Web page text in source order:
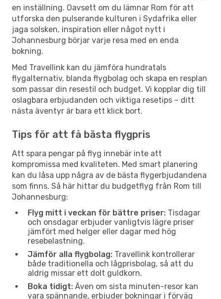
en inställning. Oavsett om du lämnar Rom för att
utforska den pulserande kulturen i Sydafrika eller
jaga solsken, inspiration eller något nytt i
Johannesburg börjar varje resa med en enda
bokning.
Med Travellink kan du jämföra hundratals
flygalternativ, blanda flygbolag och skapa en resplan
som passar din resestil och budget. Vi kopplar dig till
oslagbara erbjudanden och viktiga resetips – ditt
nästa äventyr är bara ett klick bort.
Tips för att få bästa flygpris
Att spara pengar på flyg innebär inte att
kompromissa med kvaliteten. Med smart planering
kan du låsa upp några av de bästa flygerbjudandena
som finns. Så här hittar du budgetflyg från Rom till
Johannesburg:
Flyg mitt i veckan för bättre priser: Tisdagar
och onsdagar erbjuder vanligtvis lägre priser
jämfört med helger eller dagar med hög
resebelastning.
Jämför alla flygbolag: Travellink kontrollerar
både traditionella och lågprisbolag, så att du
aldrig missar ett dolt guldkorn.
Boka tidigt: Även om sista minuten-resor kan
vara spännande, erbjuder bokningar i förväg